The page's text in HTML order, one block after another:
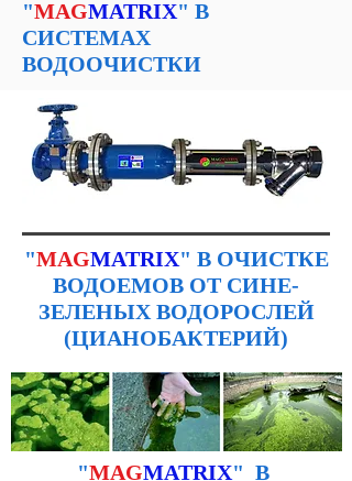
"MAGMATRIX" В
СИСТЕМАХ
ВОДООЧИСТКИ
"MAGMATRIX" В ОЧИСТКЕ
ВОДОЕМОВ ОТ СИНЕ-
ЗЕЛЕНЫХ ВОДОРОСЛЕЙ
(ЦИАНОБАКТЕРИЙ)
"MAGMATRIX" В